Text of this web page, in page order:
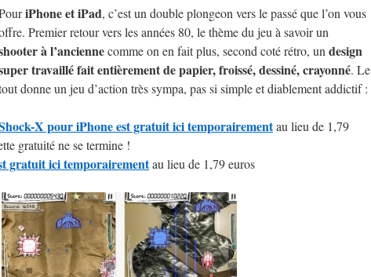
iPhone et iPad, c’est un double plongeon vers le passé que l’on vous
Premier retour vers les années 80, le thème du jeu à savoir un
à l’anciennecomme on en fait plus, second coté rétro, un design
travaillé fait entièrement de papier, froissé, dessiné, crayonné. Le
donne un jeu d’action très sympa, pas si simple et diablement addictif :
X pour iPhone est gratuit ici temporairementau lieu de 1,79
gratuité ne se termine !
gratuit ici temporairementau lieu de 1,79 euros